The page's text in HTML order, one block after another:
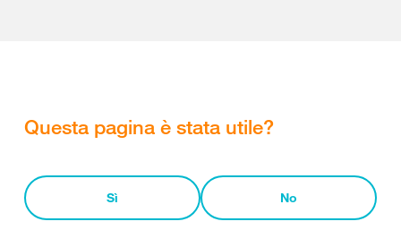
Questa pagina è stata utile?
Sì No